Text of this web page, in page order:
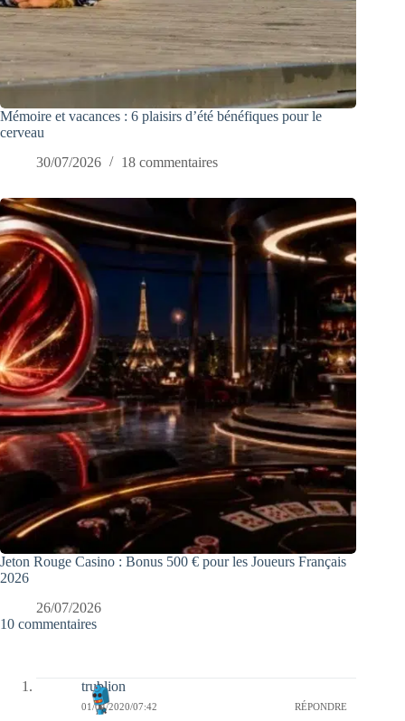
Mémoire et vacances : 6 plaisirs d’été bénéfiques pour le
cerveau
30/07/2026
18 commentaires
Jeton Rouge Casino : Bonus 500 € pour les Joueurs Français
2026
26/07/2026
10 commentaires
trublion
01/04/2020/07:42 RÉPONDRE